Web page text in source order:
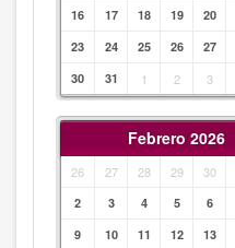
16
17 18 19 20
23
24 25 26 27
30
31 1 2 3
Febrero 2026
26 27 28 29 30
2
3 4 5 6
9
10 11 12 13